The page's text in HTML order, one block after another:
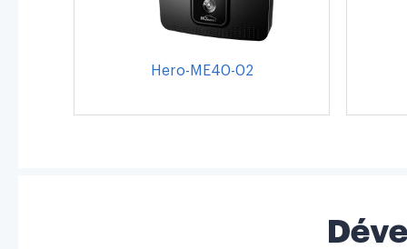
Hero-ME40-02